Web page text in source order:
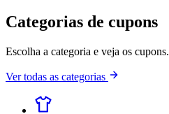
Categorias de cupons
Escolha a categoria e veja os cupons.
Ver todas as categorias